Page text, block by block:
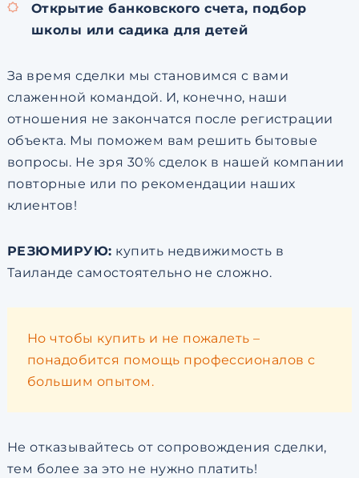
Открытие банковского счета, подбор
школы или садика для детей
За время сделки мы становимся с вами
слаженной командой. И, конечно, наши
отношения не закончатся после регистрации
объекта. Мы поможем вам решить бытовые
вопросы. Не зря 30% сделок в нашей компании
повторные или по рекомендации наших
клиентов!
РЕЗЮМИРУЮ: купить недвижимость в
Таиланде самостоятельно не сложно.
Но чтобы купить и не пожалеть –
понадобится помощь профессионалов с
большим опытом.
Не отказывайтесь от сопровождения сделки,
тем более за это не нужно платить!